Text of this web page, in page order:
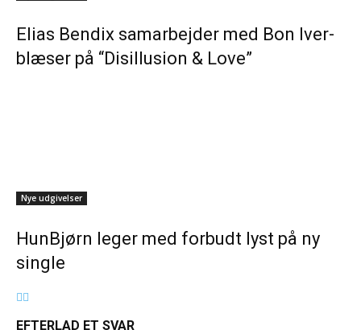
Elias Bendix samarbejder med Bon Iver-
blæser på “Disillusion & Love”
Nye udgivelser
HunBjørn leger med forbudt lyst på ny
single
EFTERLAD ET SVAR